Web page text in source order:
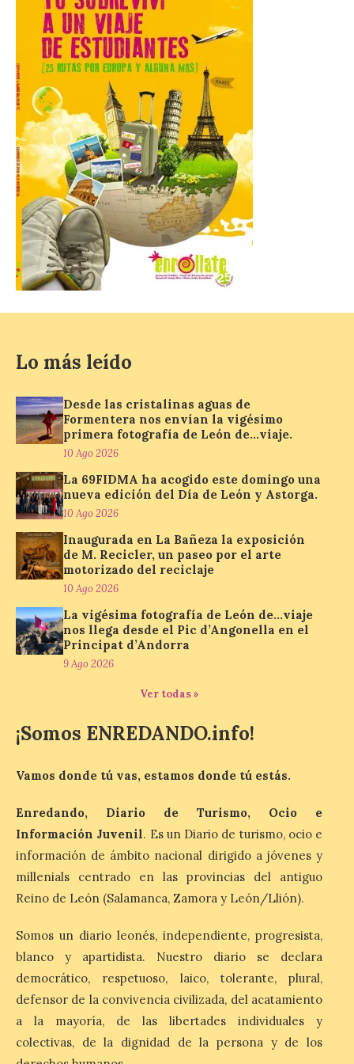
personas para disfrutar de este
acontecimiento histórico. Algunas
comunidades autónomas ya han […]
El Ayuntamiento de
Segovia presenta “Música
para un eclipse”, un
concierto único con
motivo del eclipse de sol
10 Ago 2026
La cita, que se celebrará el
12 de agosto en el
enlosado de la Catedral,
incluye el estreno absoluto
València prepara un
operativo especial de
limpieza en las playas y el
punto de observación para
el eclipse solar del día 12
10 Ago 2026
El Ayuntamiento ha
coordinado este refuerzo
con el dispositivo de
seguridad, movilidad,
atención sanitaria y
protección civil previsto ante la elevada
afluencia. . El Ayuntamiento de València ha
dispuesto un operativo extraordinario de
limpieza y recogida de residuos con
motivo […]
El Monasterio de Santa
María de Iguácel ofrece
al durante el mes de
agosto
10 Ago 2026
Las visitas guiadas
tendrán lugar todos los
días a las 10:30 y a las 12:30
horas. No es necesaria
participar. El Gobierno de Aragón, en
colaboración con la Mancomunidad del
Alto Valle del Aragón y otras entidades […]
Inaugurada en Samos la
muestra Hospitalidad
monástica
Lo más leído
Desde las cristalinas aguas de
Formentera nos envían la vigésimo
primera fotografía de León de…viaje.
10 Ago 2026
La 69FIDMA ha acogido este domingo una
nueva edición del Día de León y Astorga.
10 Ago 2026
Inaugurada en La Bañeza la exposición
de M. Recicler, un paseo por el arte
motorizado del reciclaje
10 Ago 2026
La vigésima fotografía de León de…viaje
nos llega desde el Pic d’Angonella en el
Principat d’Andorra
9 Ago 2026
Ver todas »
¡Somos ENREDANDO.info!
Vamos donde tú vas, estamos donde tú estás.
Enredando, Diario de Turismo, Ocio e
Información Juvenil. Es un Diario de turismo, ocio e
información de ámbito nacional dirigido a jóvenes y
millenials centrado en las provincias del antiguo
Reino de León (Salamanca, Zamora y León/Llión).
Somos un diario leonés, independiente, progresista,
blanco y apartidista. Nuestro diario se declara
democrático, respetuoso, laico, tolerante, plural,
defensor de la convivencia civilizada, del acatamiento
a la mayoría, de las libertades individuales y
colectivas, de la dignidad de la persona y de los